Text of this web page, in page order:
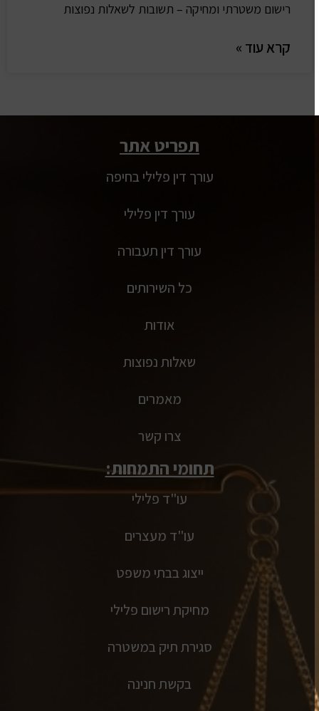
רישום משטרתי ומחיקה – תשובות לשאלות נפוצות
קרא עוד »
תפריט אתר
עורך דין פלילי בחיפה
עורך דין פלילי
עורך דין תעבורה
כל השירותים
אודות
שאלות נפוצות
מאמרים
צרו קשר
תחומי התמחות:
עו"ד פלילי
עו"ד מעצרים
ייצוג בבתי משפט
מחיקת רישום פלילי
סגירת תיק במשטרה
בקשת חנינה